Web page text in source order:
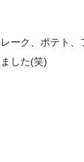
ーク、ポテト
した(笑)